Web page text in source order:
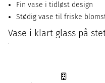
Fin vase i tidløst design
Stødig vase til friske
Vase i klart glass på